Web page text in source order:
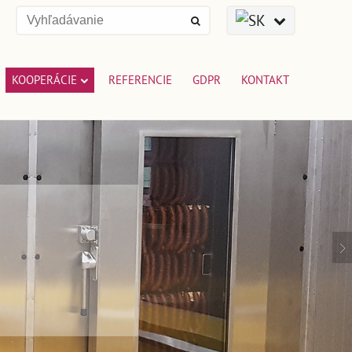
KOOPERÁCIE REFERENCIE GDPR KONTAKT